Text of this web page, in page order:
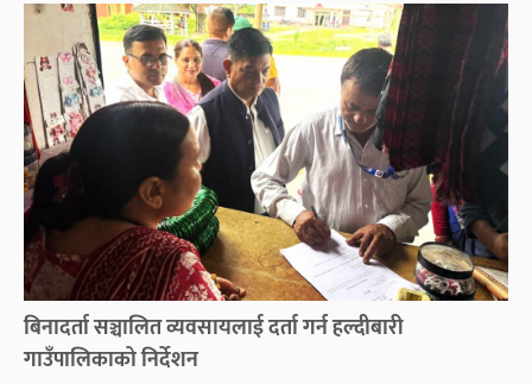
बिनादर्ता सञ्चालित व्यवसायलाई दर्ता गर्न हल्दीबारी
गाउँपालिकाको निर्देशन